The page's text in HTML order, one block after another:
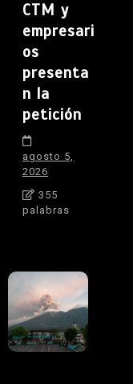
CTM y
empresari
os
presenta
n la
petición
agosto 5,
2026
355
palabras